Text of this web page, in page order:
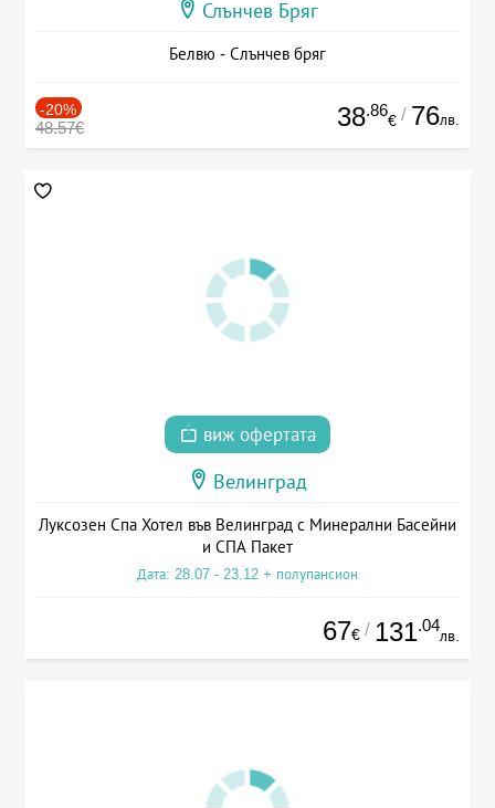
Слънчев Бряг
Белвю - Слънчев бряг
-20%
48.57€ 38.86
€ / 76лв.
виж офертата
Велинград
Луксозен Спа Хотел във Велинград с Минерални Басейни
и СПА Пакет
Дата: 28.07 - 23.12 + полупансион
67€ / 131.04
лв.